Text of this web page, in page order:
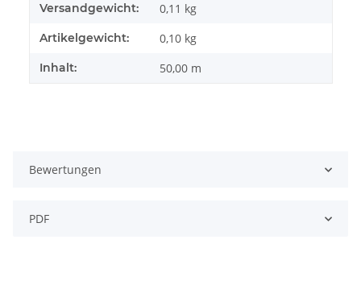
Versandgewicht: 0,11 kg
Artikelgewicht: 0,10 kg
Inhalt: 50,00 m
Bewertungen
PDF